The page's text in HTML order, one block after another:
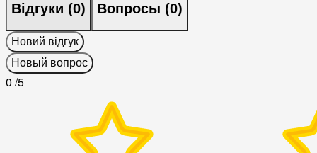
Відгуки (0) Вопросы (0)
Новий відгук
Новый вопрос
0 /5